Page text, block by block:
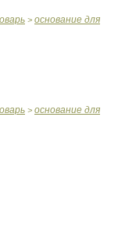
> основание для
> основание для